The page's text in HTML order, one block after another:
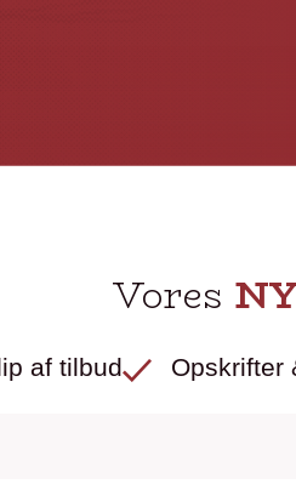
Vores
af tilbud Opskrifter